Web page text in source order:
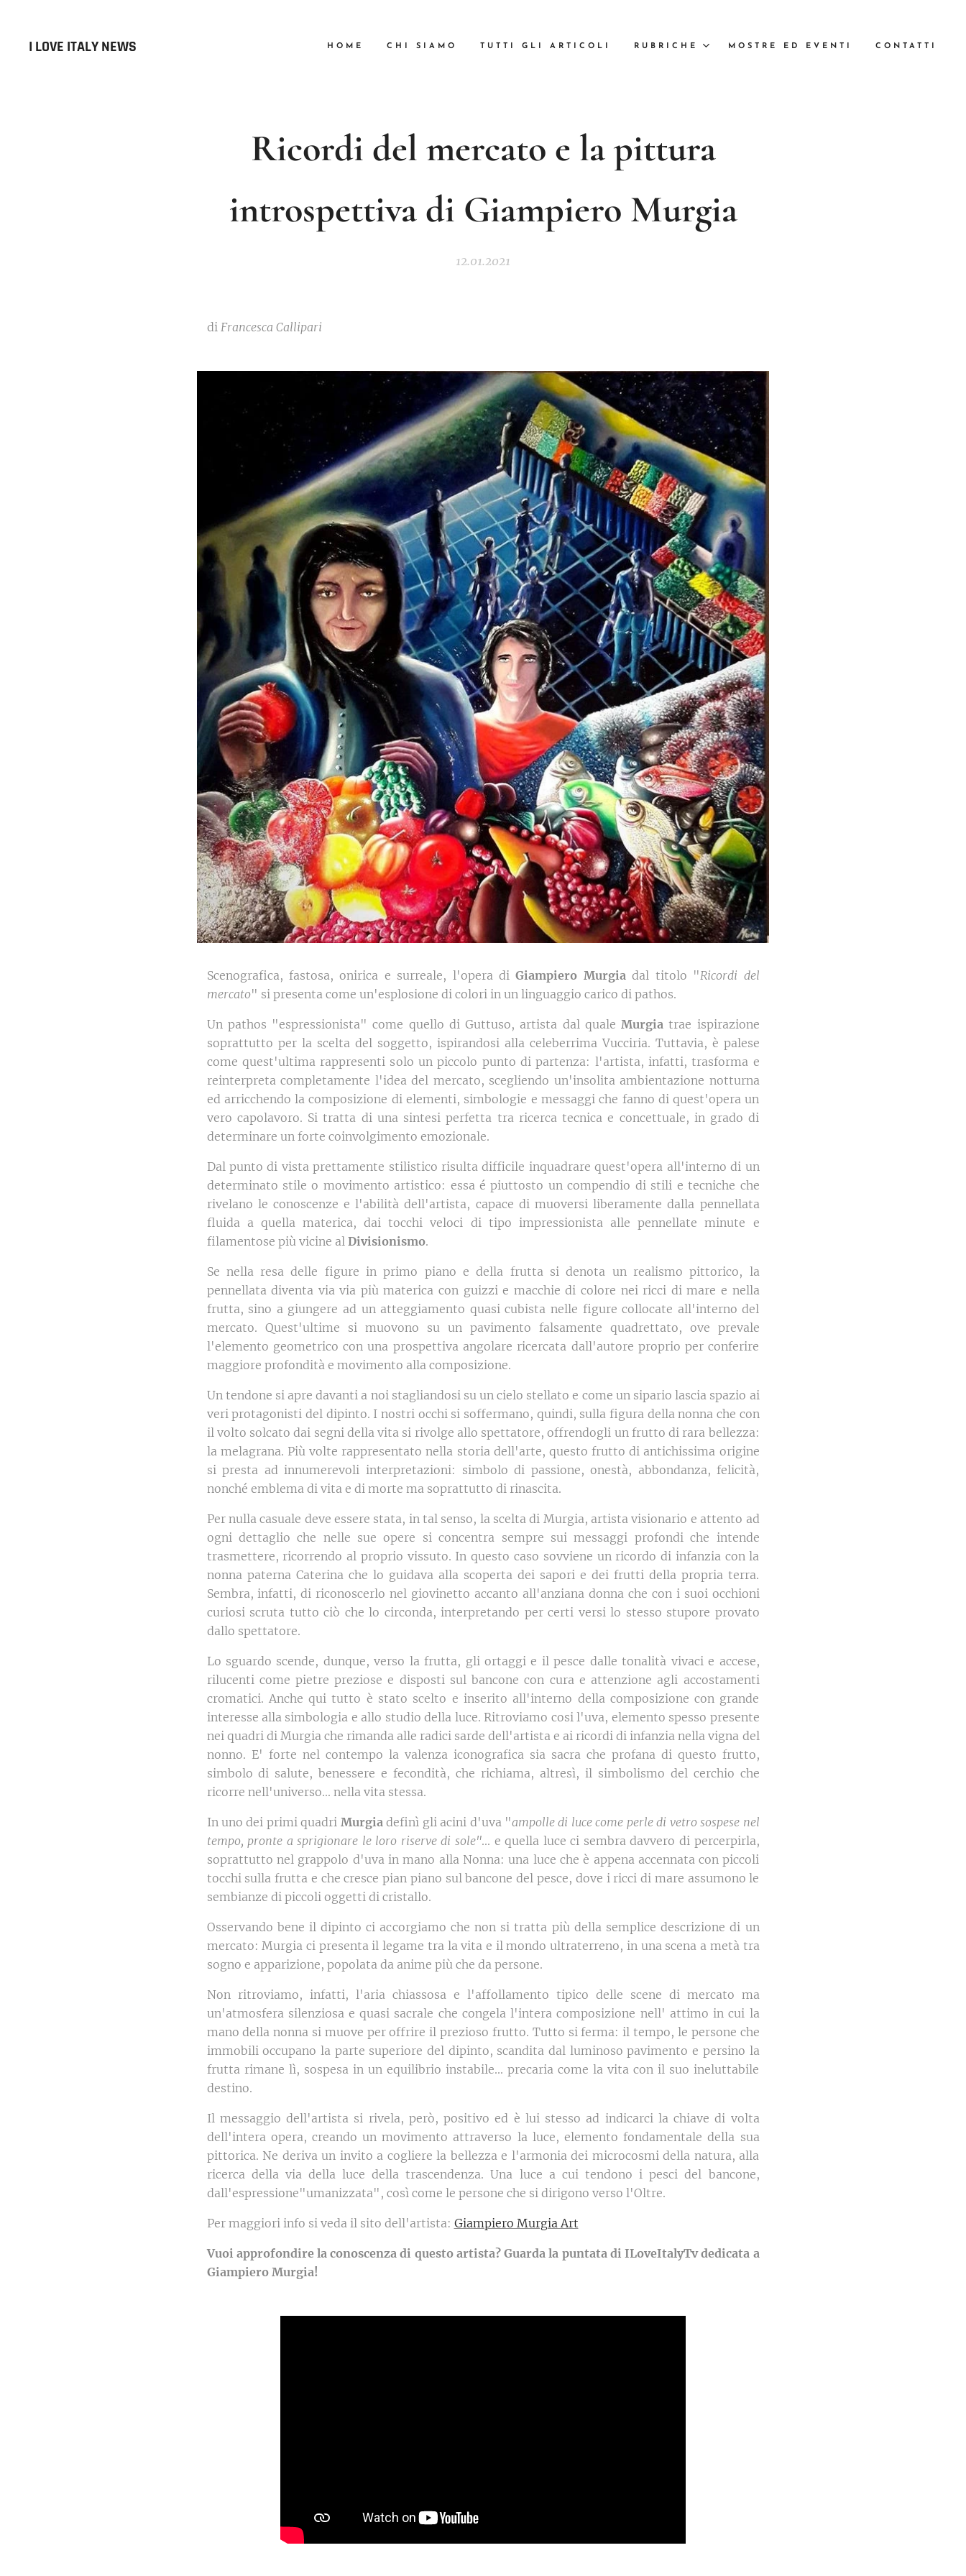
I LOVE ITALY NEWS HOME CHI SIAMO TUTTI GLI ARTICOLI RUBRICHE MOSTRE ED EVENTI CONTATTI
Ricordi del mercato e la pittura
introspettiva di Giampiero Murgia
12.01.2021
di Francesca Callipari
Scenografica, fastosa, onirica e surreale, l'opera diGiampiero Murgiadal titolo "Ricordi del
mercato" si presenta come un'esplosione di colori in un linguaggio carico di pathos.
Un pathos "espressionista" come quello di Guttuso, artista dal quale Murgia trae ispirazione
soprattutto per la scelta del soggetto, ispirandosi alla celeberrima Vucciria. Tuttavia, è palese
come quest'ultima rappresenti solo un piccolo punto di partenza: l'artista, infatti, trasforma e
reinterpreta completamente l'idea del mercato, scegliendo un'insolita ambientazione notturna
ed arricchendo la composizione di elementi, simbologie e messaggi che fanno di quest'opera un
vero capolavoro. Si tratta di una sintesi perfetta tra ricerca tecnica e concettuale, in grado di
determinare un forte coinvolgimento emozionale.
Dal punto di vista prettamente stilistico risulta difficile inquadrare quest'opera all'interno di un
determinato stile o movimento artistico: essa é piuttosto un compendio di stili e tecniche che
rivelano le conoscenze e l'abilità dell'artista, capace di muoversi liberamente dalla pennellata
fluida a quella materica, dai tocchi veloci di tipo impressionista alle pennellate minute e
filamentose più vicine al Divisionismo.
Se nella resa delle figure in primo piano e della frutta si denota un realismo pittorico, la
pennellata diventa via via più materica con guizzi e macchie di colore nei ricci di mare e nella
frutta, sino a giungere ad un atteggiamento quasi cubista nelle figure collocate all'interno del
mercato. Quest'ultime si muovono su un pavimento falsamente quadrettato, ove prevale
l'elemento geometrico con una prospettiva angolare ricercata dall'autore proprio per conferire
maggiore profondità e movimento alla composizione.
Un tendone si apre davanti a noi stagliandosi su un cielo stellato e come un sipario lascia spazio ai
veri protagonisti del dipinto. I nostri occhi si soffermano, quindi, sulla figura della nonna che con
il volto solcato dai segni della vita si rivolge allo spettatore, offrendogli un frutto di rara bellezza:
la melagrana. Più volte rappresentato nella storia dell'arte, questo frutto di antichissima origine
si presta ad innumerevoli interpretazioni: simbolo di passione, onestà, abbondanza, felicità,
nonché emblema di vita e di morte ma soprattutto di rinascita.
Per nulla casuale deve essere stata, in tal senso, la scelta di Murgia, artista visionario e attento ad
ogni dettaglio che nelle sue opere si concentra sempre sui messaggi profondi che intende
trasmettere, ricorrendo al proprio vissuto. In questo caso sovviene un ricordo di infanzia con la
nonna paterna Caterina che lo guidava alla scoperta dei sapori e dei frutti della propria terra.
Sembra, infatti, di riconoscerlo nel giovinetto accanto all'anziana donna che con i suoi occhioni
curiosi scruta tutto ciò che lo circonda, interpretando per certi versi lo stesso stupore provato
dallo spettatore.
Lo sguardo scende, dunque, verso la frutta, gli ortaggi e il pesce dalle tonalità vivaci e accese,
rilucenti come pietre preziose e disposti sul bancone con cura e attenzione agli accostamenti
cromatici. Anche qui tutto è stato scelto e inserito all'interno della composizione con grande
interesse alla simbologia e allo studio della luce. Ritroviamo cosi l'uva, elemento spesso presente
nei quadri di Murgia che rimanda alle radici sarde dell'artista e ai ricordi di infanzia nella vigna del
nonno. E' forte nel contempo la valenza iconografica sia sacra che profana di questo frutto,
simbolo di salute, benessere e fecondità, che richiama, altresì, il simbolismo del cerchio che
ricorre nell'universo... nella vita stessa.
In uno dei primi quadri Murgiadefinì gli acini d'uva "ampolle di luce come perle di vetro sospese nel
tempo, pronte a sprigionare le loro riserve di sole"... e quella luce ci sembra davvero di percerpirla,
soprattutto nel grappolo d'uva in mano alla Nonna: una luce che è appena accennata con piccoli
tocchi sulla frutta e che cresce pian piano sul bancone del pesce, dove i ricci di mare assumono le
sembianze di piccoli oggetti di cristallo.
Osservando bene il dipinto ci accorgiamo che non si tratta più della semplice descrizione di un
mercato: Murgia ci presenta il legame tra la vita e il mondo ultraterreno, in una scena a metà tra
sogno e apparizione, popolata da anime più che da persone.
Non ritroviamo, infatti, l'aria chiassosa e l'affollamento tipico delle scene di mercato ma
un'atmosfera silenziosa e quasi sacrale che congela l'intera composizione nell' attimo in cui la
mano della nonna si muove per offrire il prezioso frutto. Tutto si ferma: il tempo, le persone che
immobili occupano la parte superiore del dipinto, scandita dal luminoso pavimento e persino la
frutta rimane lì, sospesa in un equilibrio instabile... precaria come la vita con il suo ineluttabile
destino.
Il messaggio dell'artista si rivela, però, positivo ed è lui stesso ad indicarci la chiave di volta
dell'intera opera, creando un movimento attraverso la luce, elemento fondamentale della sua
pittorica. Ne deriva un invito a cogliere la bellezza e l'armonia dei microcosmi della natura, alla
ricerca della via della luce della trascendenza. Una luce a cui tendono i pesci del bancone,
dall'espressione"umanizzata", così come le persone che si dirigono verso l'Oltre.
Per maggiori info si veda il sito dell'artista: Giampiero Murgia Art
Vuoi approfondire la conoscenza di questo artista? Guarda la puntata di ILoveItalyTv dedicata a
Giampiero Murgia!